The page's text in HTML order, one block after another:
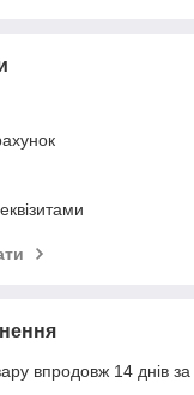
впродовж 14 днів